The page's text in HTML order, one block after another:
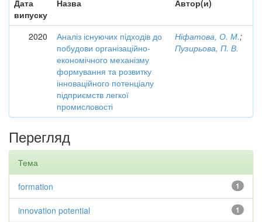
Дата
випуску
Назва Автор(и)
2020
Аналіз існуючих підходів до
побудови організаційно-
економічного механізму
формування та розвитку
інноваційного потенціалу
підприємств легкої
промисловості
Ніфатова, О. М.;
Пузирьова, П. В.
Перегляд
Тема
1
formation
1
innovation potential